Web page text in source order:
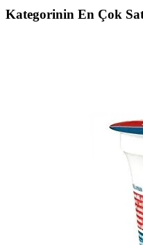
Kategorinin En Çok